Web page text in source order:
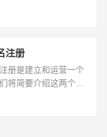
注册
册是建立和运营一个
将简要介绍这两个方